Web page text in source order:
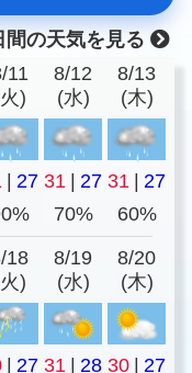
間の天気を見る
11
)
8/12
(水)
8/13
(木)
27 31 27 31
27
70% 60%
18
)
8/19
(水)
8/20
(木)
27 31 28 30
27